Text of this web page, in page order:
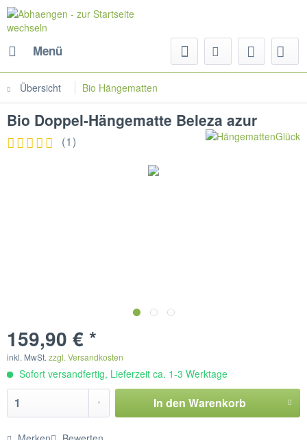
Menü
Übersicht Bio Hängematten
Bio Doppel-Hängematte Beleza azur
(1)
159,90 € *
inkl. MwSt. zzgl. Versandkosten
Sofort versandfertig, Lieferzeit ca. 1-3 Werktage
In den Warenkorb